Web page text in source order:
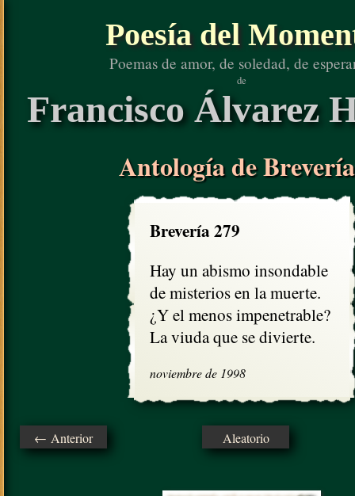
Poesía del
Poemas de amor, de soledad, de
de
Francisco Álvarez
Antología de
Brevería 279
Hay un abismo insondable
de misterios en la muerte.
¿Y el menos impenetrable?
La viuda que se divierte.
noviembre de 1998
← Anterior Aleatorio